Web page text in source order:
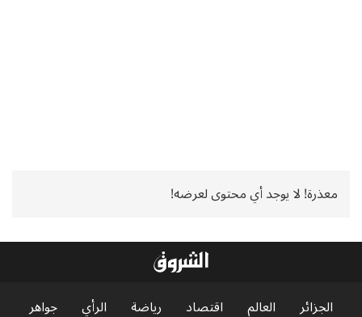
معذرة! لا يوجد أي محتوى لعرضه!
الجزائر العالم اقتصاد رياضة الرأي جواهر